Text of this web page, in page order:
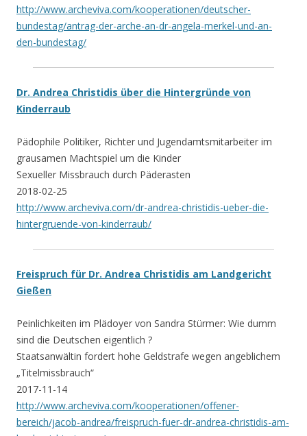
http://www.archeviva.com/kooperationen/deutscher-
bundestag/antrag-der-arche-an-dr-angela-merkel-und-an-
den-bundestag/
Dr. Andrea Christidis über die Hintergründe von
Kinderraub
Pädophile Politiker, Richter und Jugendamtsmitarbeiter im
grausamen Machtspiel um die Kinder
Sexueller Missbrauch durch Päderasten
2018-02-25
http://www.archeviva.com/dr-andrea-christidis-ueber-die-
hintergruende-von-kinderraub/
Freispruch für Dr. Andrea Christidis am Landgericht
Gießen
Peinlichkeiten im Plädoyer von Sandra Stürmer: Wie dumm
sind die Deutschen eigentlich ?
Staatsanwältin fordert hohe Geldstrafe wegen angeblichem
„Titelmissbrauch“
2017-11-14
http://www.archeviva.com/kooperationen/offener-
bereich/jacob-andrea/freispruch-fuer-dr-andrea-christidis-am-